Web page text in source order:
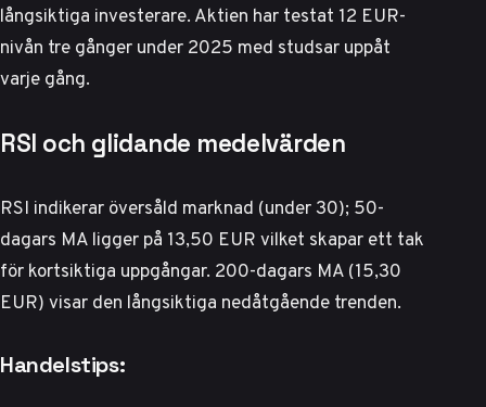
långsiktiga investerare. Aktien har testat 12 EUR-
nivån tre gånger under 2025 med studsar uppåt
varje gång.
RSI och glidande medelvärden
RSI indikerar översåld marknad (under 30); 50-
dagars MA ligger på 13,50 EUR vilket skapar ett tak
för kortsiktiga uppgångar. 200-dagars MA (15,30
EUR) visar den långsiktiga nedåtgående trenden.
Handelstips: